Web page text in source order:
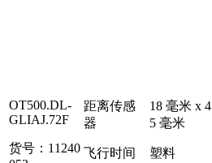
OT500.DL-
GLIAJ.72F
货号：11240
距离传感
器
飞行时间
18 毫米 x 4
5 毫米
塑料